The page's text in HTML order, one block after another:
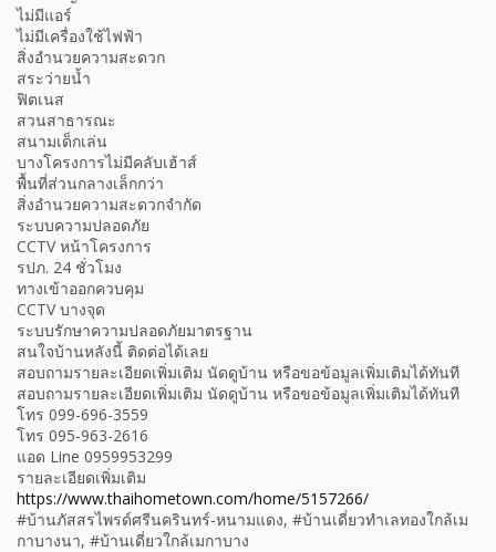
ไม่มีแอร์
ไม่มีเครื่องใช้ไฟฟ้า
สิ่งอำนวยความสะดวก
สระว่ายน้ำ
ฟิตเนส
สวนสาธารณะ
สนามเด็กเล่น
บางโครงการไม่มีคลับเฮ้าส์
พื้นที่ส่วนกลางเล็กกว่า
สิ่งอำนวยความสะดวกจำกัด
ระบบความปลอดภัย
CCTV หน้าโครงการ
รปภ. 24 ชั่วโมง
ทางเข้าออกควบคุม
CCTV บางจุด
ระบบรักษาความปลอดภัยมาตรฐาน
สนใจบ้านหลังนี้ ติดต่อได้เลย
สอบถามรายละเอียดเพิ่มเติม นัดดูบ้าน หรือขอข้อมูลเพิ่มเติมได้ทันที
สอบถามรายละเอียดเพิ่มเติม นัดดูบ้าน หรือขอข้อมูลเพิ่มเติมได้ทันที
โทร 099-696-3559
โทร 095-963-2616
แอด Line 0959953299
รายละเอียดเพิ่มเติม
https://www.thaihometown.com/home/5157266/
#บ้านภัสสรไพรด์ศรีนครินทร์-หนามแดง, #บ้านเดี่ยวทำเลทองใกล้เม
กาบางนา, #บ้านเดี่ยวใกล้เมกาบาง